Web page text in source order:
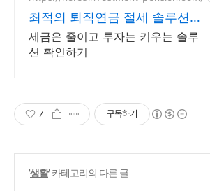
최적의 퇴직연금 절세 솔루션
쉽고 빠른 계좌 개설
세금은 줄이고 투자는 키우는 솔루
션 확인하기
7 구독하기
'생활' 카테고리의 다른 글